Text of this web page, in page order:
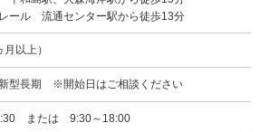
ール 流通センター駅から徒歩13分
以上）
型長期 ※開始日はご相談ください
または 9:30～18:00